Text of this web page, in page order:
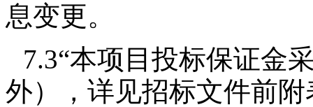
息变更。
7.3“本项目投标保证金
外），详见招标文件前附